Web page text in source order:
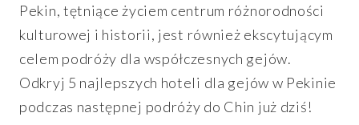
Pekin, tętniące życiem centrum różnorodności
kulturowej i historii, jest również ekscytującym
celem podróży dla współczesnych gejów.
Odkryj 5 najlepszych hoteli dla gejów w Pekinie
podczas następnej podróży do Chin już dziś!